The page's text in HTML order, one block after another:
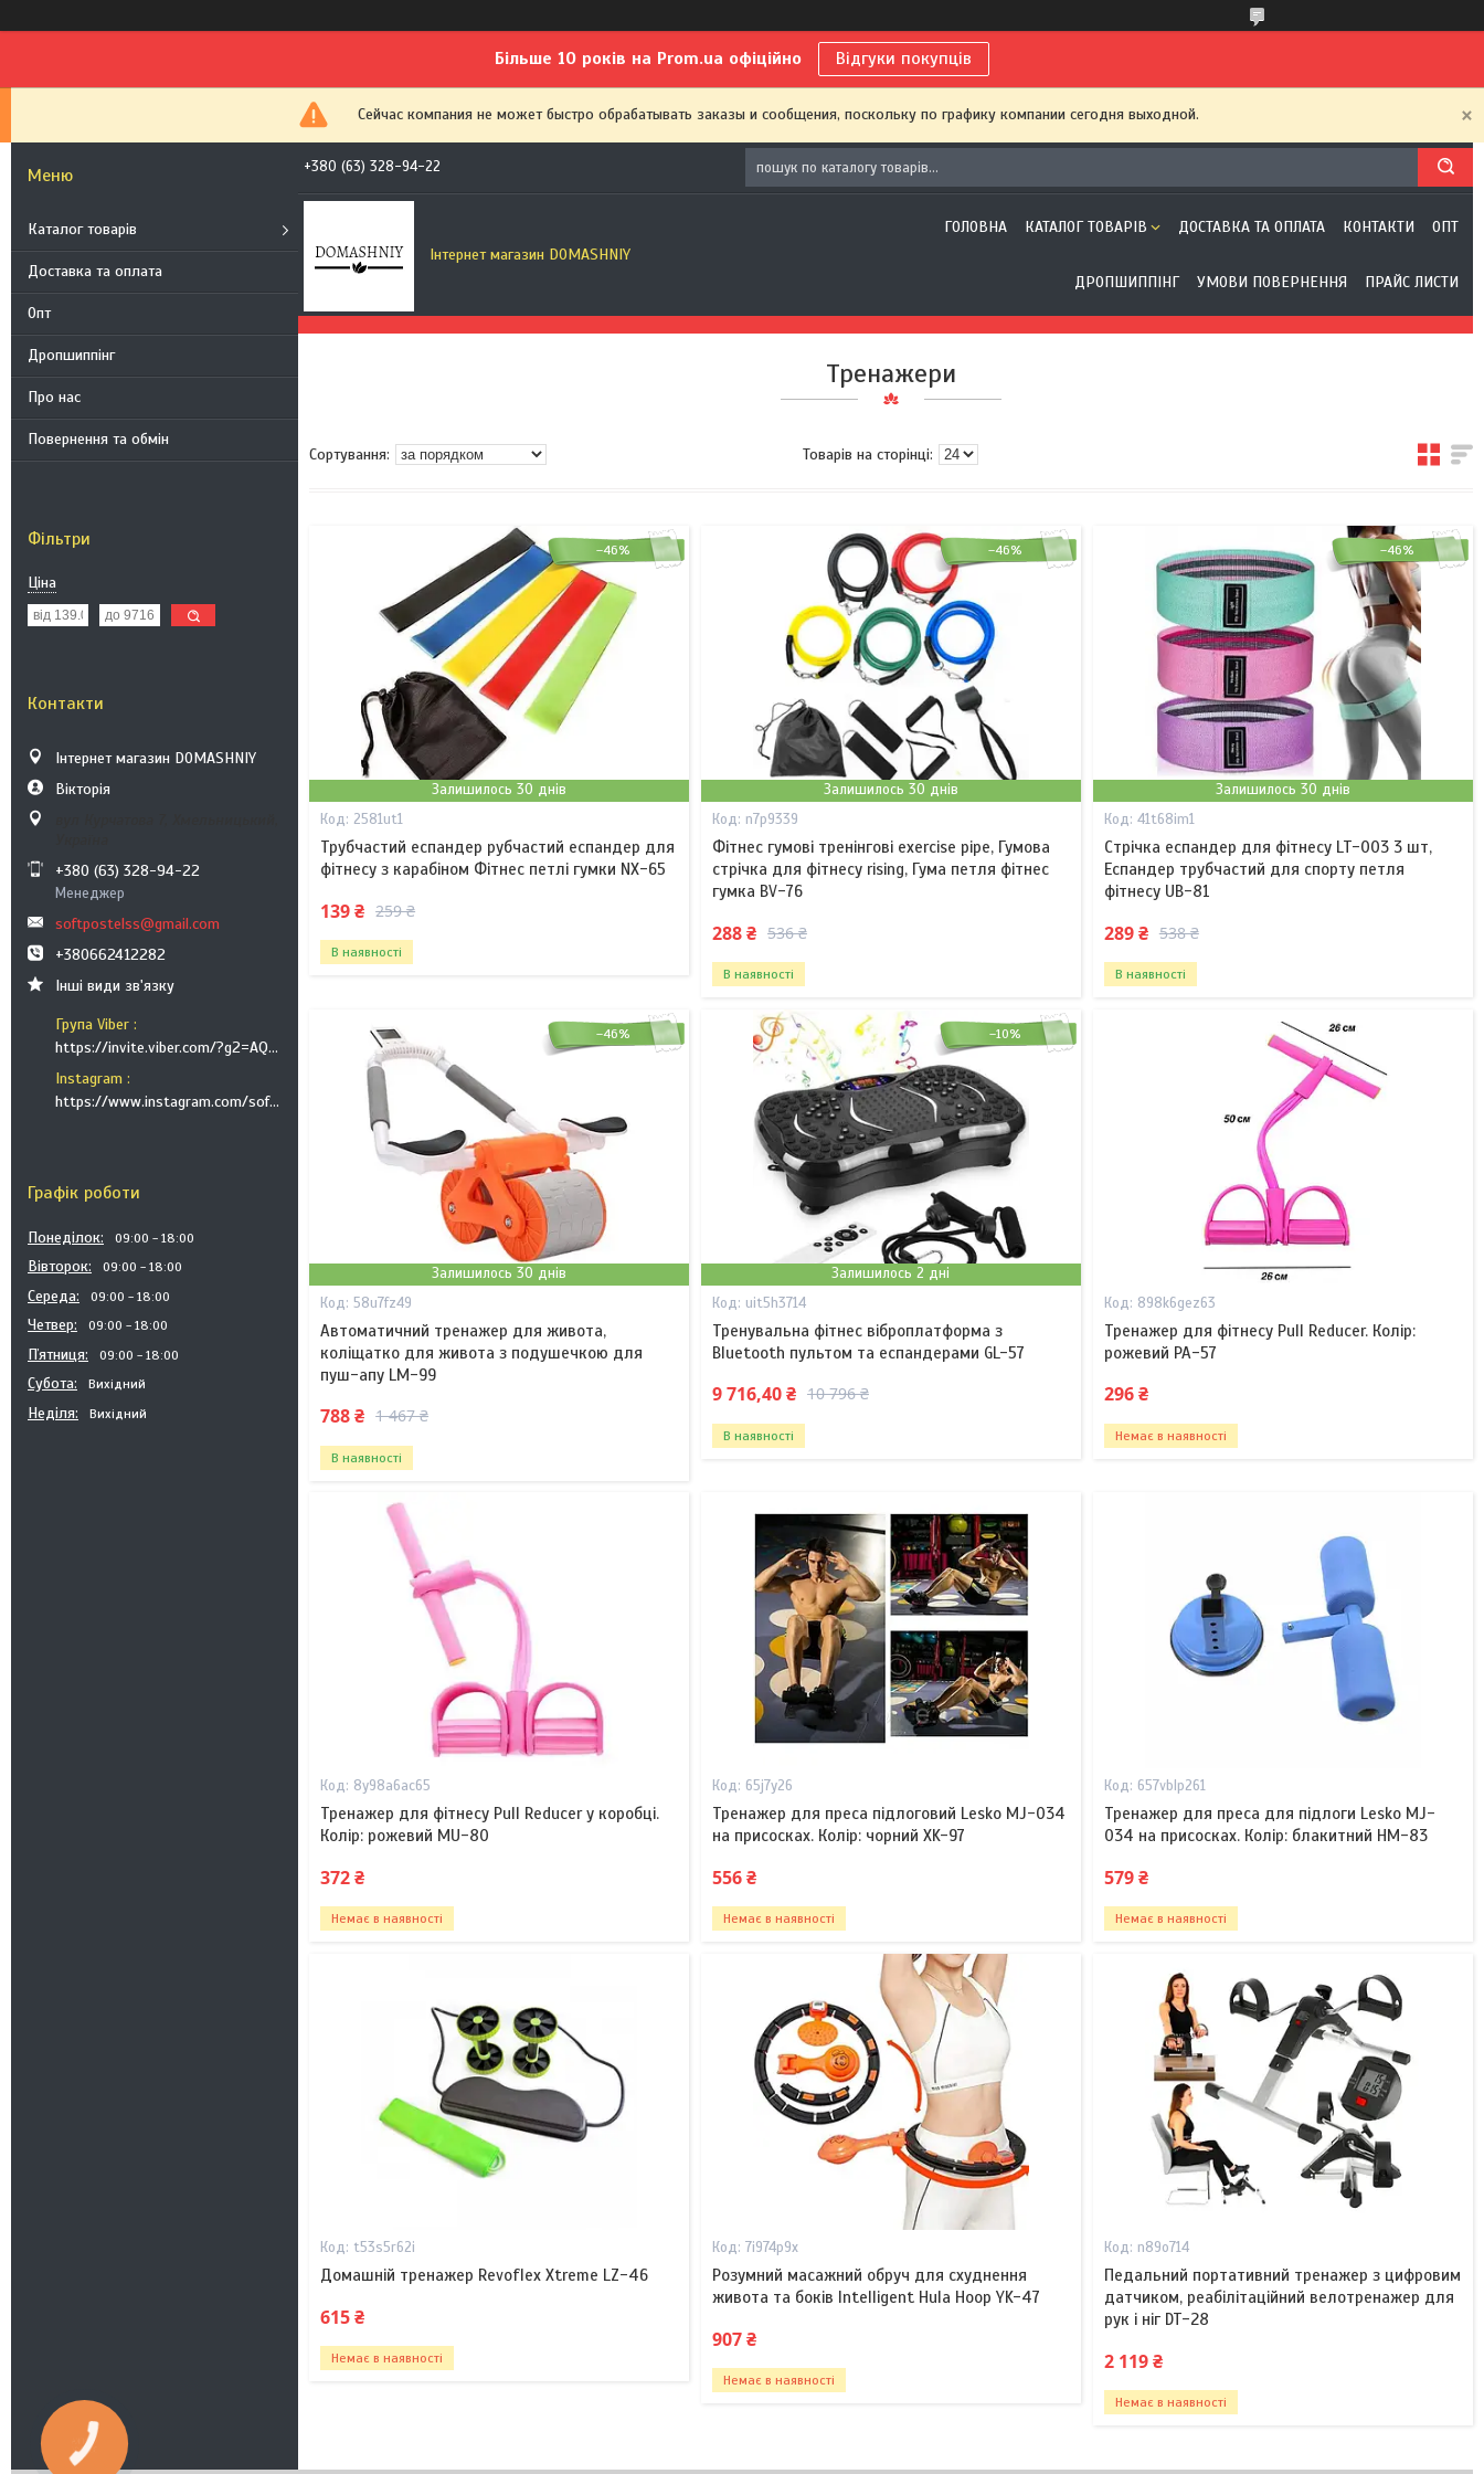
Більше 10 років на Prom.ua офіційно Відгуки покупців
Сейчас компания не может быстро обрабатывать заказы и сообщения, поскольку по графику компании сегодня выходной.
Каталог товарів
Доставка та оплата
Опт
Дропшиппінг
Про нас
Повернення та обмін
Фільтри
Ціна
Контакти
Інтернет магазин DOMASHNIY
Вікторія
+380 (63) 328-94-22
Менеджер
softpostelss@gmail.com
+380662412282
Інші види зв'язку
Група Viber
https://invite.viber.com/?g2=AQB9TTXO9EakakisXcuoWDeTdzKtKoAID1GcvWMGy2OHkT6B6XGdC1HAfjh2BQIk
Instagram
https://www.instagram.com/soft_postels/
Графік роботи
Понеділок 09:00 18:00
Вівторок 09:00 18:00
Середа 09:00 18:00
Четвер 09:00 18:00
Пʼятниця 09:00 18:00
Субота Вихідний
Неділя Вихідний
+380 (63) 328-94-22
Інтернет магазин DOMASHNIY
ГОЛОВНА КАТАЛОГ ТОВАРІВ ДОСТАВКА ТА ОПЛАТА КОНТАКТИ ОПТ
ДРОПШИППІНГ УМОВИ ПОВЕРНЕННЯ ПРАЙС ЛИСТИ
Тренажери
–46%
Залишилось 30 днів
2581ut1
Трубчастий еспандер рубчастий еспандер для
фітнесу з карабіном Фітнес петлі гумки NX-65
139 ₴ 259 ₴
В наявності
–46%
Залишилось 30 днів
n7p9339
Фітнес гумові тренінгові exercise pipe, Гумова
стрічка для фітнесу rising, Гума петля фітнес
гумка BV-76
288 ₴ 536 ₴
В наявності
–46%
Залишилось 30 днів
41t68im1
Стрічка еспандер для фітнесу LT-003 3 шт,
Еспандер трубчастий для спорту петля
фітнесу UB-81
289 ₴ 538 ₴
В наявності
–46%
Залишилось 30 днів
58u7fz49
Автоматичний тренажер для живота,
коліщатко для живота з подушечкою для
пуш-апу LM-99
788 ₴ 1 467 ₴
В наявності
–10%
Залишилось 2 дні
uit5h3714
Тренувальна фітнес віброплатформа з
Bluetooth пультом та еспандерами GL-57
9 716,40 ₴ 10 796 ₴
В наявності
898k6gez63
Тренажер для фітнесу Pull Reducer. Колір:
рожевий PA-57
296 ₴
Немає в наявності
8y98a6ac65
Тренажер для фітнесу Pull Reducer у коробці.
Колір: рожевий MU-80
372 ₴
Немає в наявності
65j7y26
Тренажер для преса підлоговий Lesko MJ-034
на присосках. Колір: чорний XK-97
556 ₴
Немає в наявності
657vblp261
Тренажер для преса для підлоги Lesko MJ-
034 на присосках. Колір: блакитний HM-83
579 ₴
Немає в наявності
t53s5r62i
Домашній тренажер Revoflex Xtreme LZ-46
615 ₴
Немає в наявності
7i974p9x
Розумний масажний обруч для схуднення
живота та боків Intelligent Hula Hoop YK-47
907 ₴
Немає в наявності
n89o714
Педальний портативний тренажер з цифровим
датчиком, реабілітаційний велотренажер для
рук і ніг DT-28
2 119 ₴
Немає в наявності